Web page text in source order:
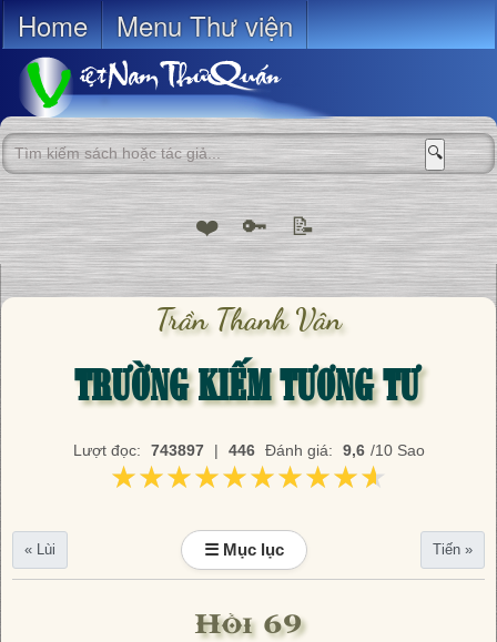
Home Menu Thư viện
🔍
❤️ 🔑 📝
Trần Thanh Vân
TRƯỜNG KIẾM TƯƠNG TƯ
Lượt đọc: 743897 | 446 Đánh giá: 9,6 /10 Sao
★★★★★★★★★★
★★★★★★★★★★
« Lùi ☰ Mục lục Tiến »
Hồi 69